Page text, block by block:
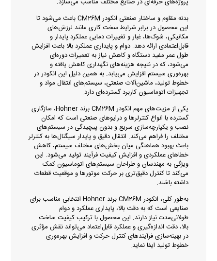
بدنه مقاوم و ساختار صنعتی انکودر CM26M باعث می‌شود تا
این محصول در برابر شرایط سخت کاری مانند لرزش‌های
مکانیکی، شوک‌ها، غبار و تغییرات دمایی عملکرد پایدار و
قابل‌اعتمادی ارائه دهد. دوام و پایداری عملکرد بالا باعث افزایش
طول عمر مفید دستگاه و کاهش نیاز به تعمیرات دوره‌ای
می‌شود، که در نتیجه هزینه‌های نگهداری کاهش یافته و
بهره‌وری سیستم افزایش می‌یابد. به همین دلیل این انکودر در
خطوط تولید، ماشین‌آلات صنعتی، سیستم‌های انتقال مواد و
تجهیزات اتوماسیون کاربرد گسترده‌ای دارد.
یکی از مزیت‌های مهم انکودر CM26M برند Hohner، سازگاری
گسترده با انواع کنترلرها و درایوهای صنعتی است که امکان
نصب و یکپارچه‌سازی سریع و بدون پیچیدگی در سیستم‌های
مختلف را فراهم می‌کند. انتقال دقیق و پایدار سیگنال‌ها به کنترلر
باعث بهبود هماهنگی میان بخش‌های مختلف سیستم، کاهش
خطاهای عملکردی و افزایش کیفیت فرآیند تولید می‌شود. این
ویژگی به مهندسان و طراحان سیستم‌های اتوماسیون کمک
می‌کند تا کنترل دقیق‌تری بر حرکت موتورها و موقعیت قطعات
داشته باشند.
به‌طور کلی، انکودر CM26M برند Hohner انتخابی مناسب برای
صنایعی است که به دقت بالا، پایداری عملکرد و دوام
طولانی‌مدت نیاز دارند. این محصول با ترکیب کیفیت ساخت
بالا، دقت اندازه‌گیری و عملکرد قابل‌اعتماد می‌تواند نقش مؤثری
در بهینه‌سازی فرآیندهای کنترل حرکت و افزایش بهره‌وری
خطوط تولید ایفا نماید.